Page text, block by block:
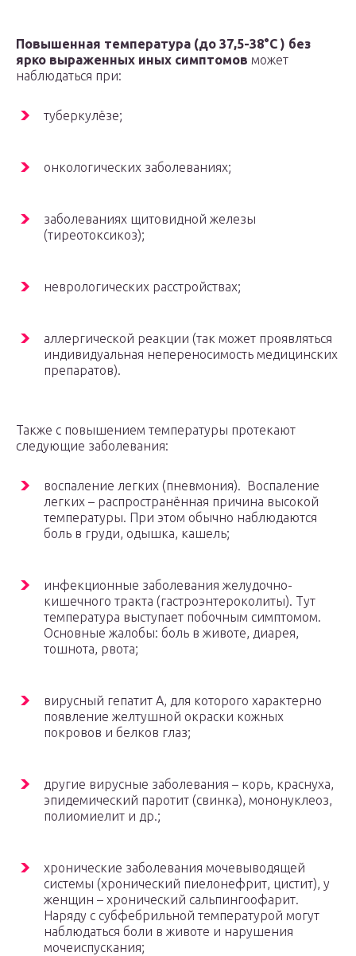
Повышенная температура (до 37,5-38°C ) без
ярко выраженных иных симптомов может
наблюдаться при:
туберкулёзе;
онкологических заболеваниях;
заболеваниях щитовидной железы
(тиреотоксикоз);
неврологических расстройствах;
аллергической реакции (так может проявляться
индивидуальная непереносимость медицинских
препаратов).
Также с повышением температуры протекают
следующие заболевания:
воспаление легких (пневмония). Воспаление
легких – распространённая причина высокой
температуры. При этом обычно наблюдаются
боль в груди, одышка, кашель;
инфекционные заболевания желудочно-
кишечного тракта (гастроэнтероколиты). Тут
температура выступает побочным симптомом.
Основные жалобы: боль в животе, диарея,
тошнота, рвота;
вирусный гепатит А, для которого характерно
появление желтушной окраски кожных
покровов и белков глаз;
другие вирусные заболевания – корь, краснуха,
эпидемический паротит (свинка), мононуклеоз,
полиомиелит и др.;
хронические заболевания мочевыводящей
системы (хронический пиелонефрит, цистит), у
женщин – хронический сальпингоофарит.
Наряду с субфебрильной температурой могут
наблюдаться боли в животе и нарушения
мочеиспускания;